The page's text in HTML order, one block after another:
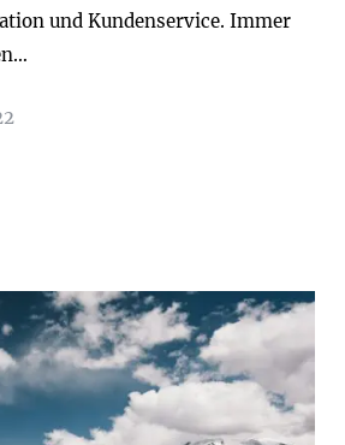
und Kundenservice. Immer